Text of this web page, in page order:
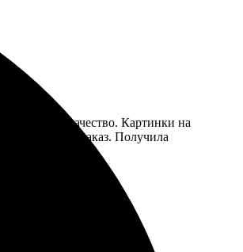
учитывая качество. Картинки на
и оформила заказ. Получила